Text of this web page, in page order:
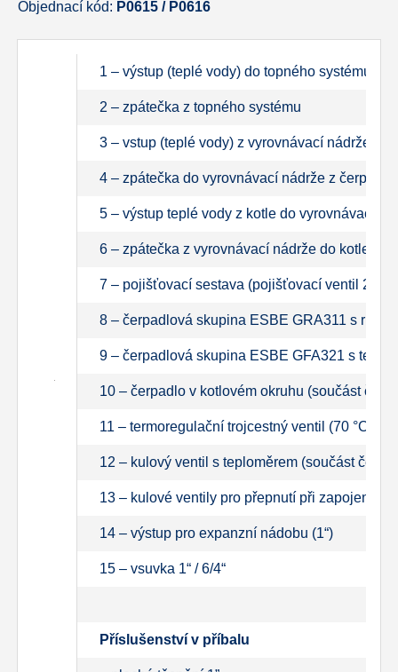
Objednací kód: P0615 / P0616
1 – výstup (teplé vody) do topného systému
2 – zpátečka z topného systému
3 – vstup (teplé vody) z vyrovnávací nádrže
4 – zpátečka do vyrovnávací nádrže z
5 – výstup teplé vody z kotle do vyrovnávací
6 – zpátečka z vyrovnávací nádrže do kotle
7 – pojišťovací sestava (pojišťovací ventil 2,5
8 – čerpadlová skupina ESBE GRA311 s
9 – čerpadlová skupina ESBE GFA321 s
10 – čerpadlo v kotlovém okruhu (součást
11 – termoregulační trojcestný ventil (70 °C)
12 – kulový ventil s teploměrem (součást
13 – kulové ventily pro přepnutí při zapojení s
14 – výstup pro expanzní nádobu (1“)
15 – vsuvka 1“ / 6/4“
Příslušenství v příbalu